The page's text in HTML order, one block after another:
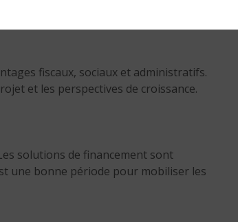
fiscaux, sociaux et administratifs.
et les perspectives de croissance.
solutions de financement sont
une bonne période pour mobiliser les
4 min. de lecture